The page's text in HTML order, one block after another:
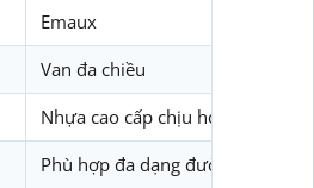
Emaux
Van đa chiều
Nhựa cao cấp chịu hóa chất
Phù hợp đa dạng đường ống hồ